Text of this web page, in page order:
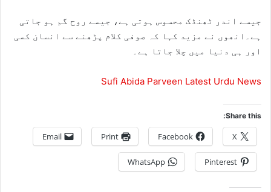
جیسے اندر ٹھنڈک محسوس ہوتی ہے، جیسے روح گم ہو جاتی
ہے۔انھوں نے مزید کہا کہ صوفی کلام پڑھنے سے انسان کسی
اور ہی دنیا میں چلا جاتا ہے۔
Sufi Abida Parveen Latest Urdu News
Share this:
X
Facebook
Print
Email
Pinterest
WhatsApp